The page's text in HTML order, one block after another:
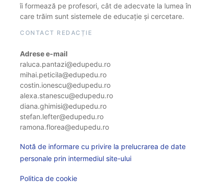
îi formează pe profesori, cât de adecvate la lumea în
care trăim sunt sistemele de educație și cercetare.
CONTACT REDACȚIE
Adrese e-mail
raluca.pantazi@edupedu.ro
mihai.peticila@edupedu.ro
costin.ionescu@edupedu.ro
alexa.stanescu@edupedu.ro
diana.ghimisi@edupedu.ro
stefan.lefter@edupedu.ro
ramona.florea@edupedu.ro
Notă de informare cu privire la prelucrarea de date
personale prin intermediul site-ului
Politica de cookie